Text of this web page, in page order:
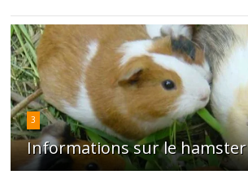
3
Informations sur le hamster